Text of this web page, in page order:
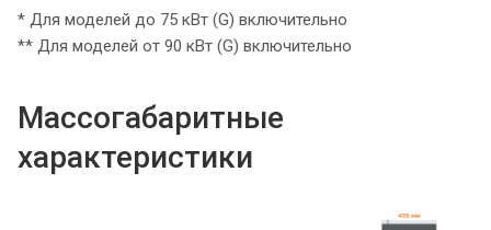
* Для моделей до 75 кВт (G) включительно
** Для моделей от 90 кВт (G) включительно
Массогабаритные
характеристики